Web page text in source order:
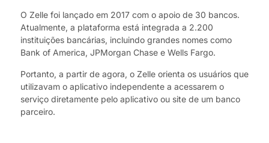
O Zelle foi lançado em 2017 com o apoio de 30 bancos.
Atualmente, a plataforma está integrada a 2.200
instituições bancárias, incluindo grandes nomes como
Bank of America, JPMorgan Chase e Wells Fargo.
Portanto, a partir de agora, o Zelle orienta os usuários que
utilizavam o aplicativo independente a acessarem o
serviço diretamente pelo aplicativo ou site de um banco
parceiro.